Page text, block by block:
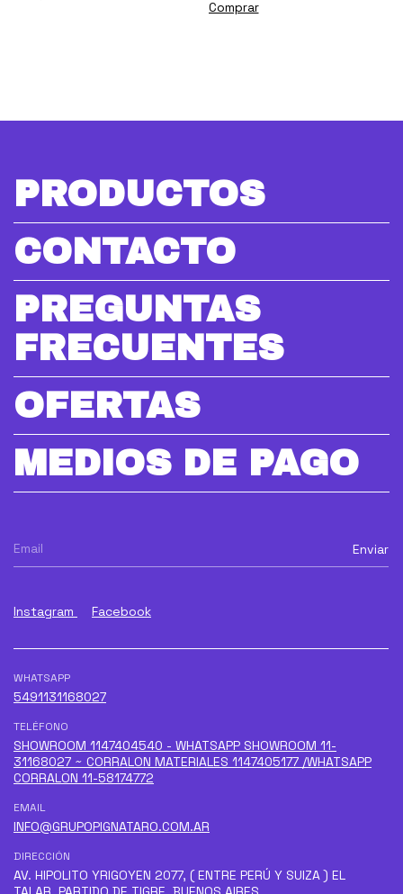
PRODUCTOS
CONTACTO
PREGUNTAS
FRECUENTES
OFERTAS
MEDIOS DE PAGO
Instagram Facebook
WHATSAPP
5491131168027
TELÉFONO
SHOWROOM 1147404540 - WHATSAPP SHOWROOM 11-
31168027 ~ CORRALON MATERIALES 1147405177 /WHATSAPP
CORRALON 11-58174772
EMAIL
INFO@GRUPOPIGNATARO.COM.AR
DIRECCIÓN
AV. HIPOLITO YRIGOYEN 2077, ( ENTRE PERÚ Y SUIZA ) EL